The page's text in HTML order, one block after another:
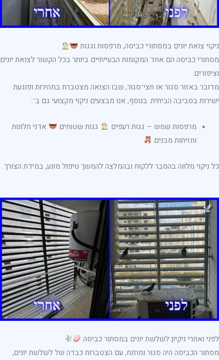
ניקוי צואת יונים במסתורי כביסה, מרפסות וגגות
מסתורי כביסה הם אחד המקומות הבעייתיים ביותר בכל הקשור לצואת יונים
וציפורים.
מדובר באזור סגור או חצי־סגור, שבו הצואה מצטברת במהירות ופוגעת
ישירות בסביבה הביתית. בנוסף, אנו מבצעים ניקוי מקצועי גם ב־:
מרפסות שמש – גגות רעפים גגות שטוחים
אדני חלונות
וחזיתות מבנים
כל ניקוי מלווה בהסבר ללקוח ובהמלצה להמשך טיפול מונע, במידת הצורך.
לפני ואחרי ניקיון לשלשת יונים במסתור כביסה
מסתור הכביסה היה סגור ומוזנח, עם הצטברות כבדה של לשלשת יונים,